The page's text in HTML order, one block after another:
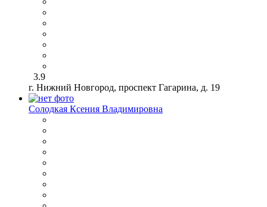
3.9
г. Нижний Новгород, проспект Гагарина, д. 19
Солодкая Ксения Владимировна